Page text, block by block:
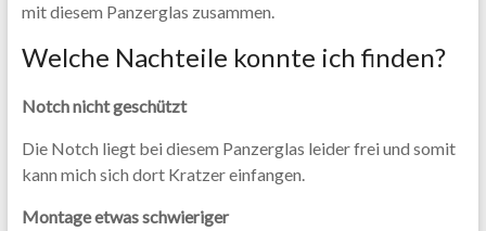
mit diesem Panzerglas zusammen.
Welche Nachteile konnte ich finden?
Notch nicht geschützt
Die Notch liegt bei diesem Panzerglas leider frei und somit
kann mich sich dort Kratzer einfangen.
Montage etwas schwieriger